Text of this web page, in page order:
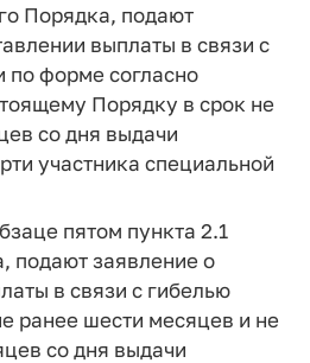
Порядка, подают
выплаты в связи с
по форме согласно
Порядку в срок не
со дня выдачи
участника специальной
пятом пункта 2.1
подают заявление о
в связи с гибелью
ранее шести месяцев и не
со дня выдачи